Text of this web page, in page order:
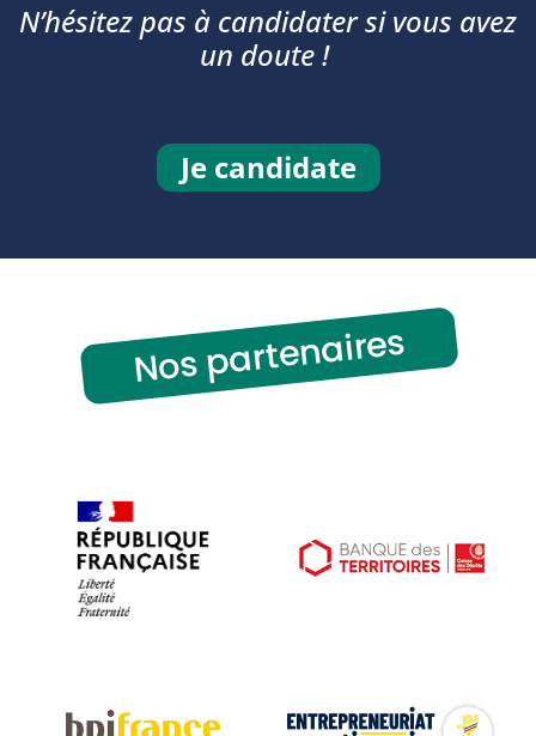
N’hésitez pas à candidater si vous avez
un doute !
Je candidate
Nos partenaires